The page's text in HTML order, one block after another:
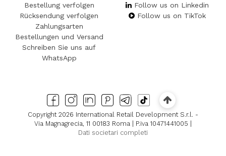
Bestellung verfolgen
Rücksendung verfolgen
Zahlungsarten
Bestellungen und Versand
Schreiben Sie uns auf
WhatsApp
Follow us on Linkedin
Follow us on TikTok
Copyright 2026 International Retail Development S.r.l. -
Via Magnagrecia, 11 00183 Roma | P.iva 10471441005 |
Dati societari completi